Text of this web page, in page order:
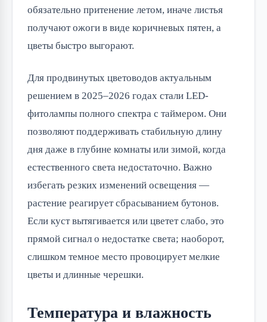
обязательно притенение летом, иначе листья
получают ожоги в виде коричневых пятен, а
цветы быстро выгорают.
Для продвинутых цветоводов актуальным
решением в 2025–2026 годах стали LED-
фитолампы полного спектра с таймером. Они
позволяют поддерживать стабильную длину
дня даже в глубине комнаты или зимой, когда
естественного света недостаточно. Важно
избегать резких изменений освещения —
растение реагирует сбрасыванием бутонов.
Если куст вытягивается или цветет слабо, это
прямой сигнал о недостатке света; наоборот,
слишком темное место провоцирует мелкие
цветы и длинные черешки.
Температура и влажность